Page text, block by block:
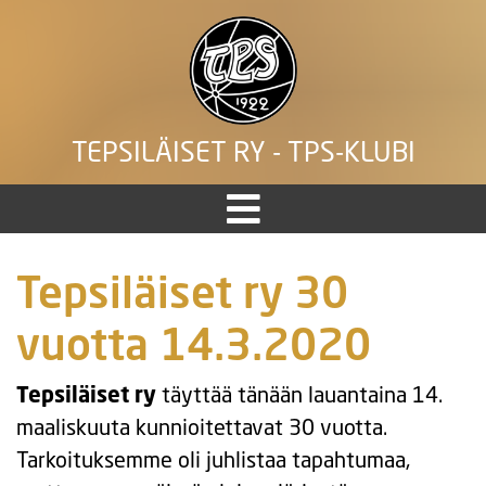
TEPSILÄISET RY - TPS-KLUBI
Tepsiläiset ry 30
vuotta 14.3.2020
Tepsiläiset rytäyttää tänään lauantaina 14.
maaliskuuta kunnioitettavat 30 vuotta.
Tarkoituksemme oli juhlistaa tapahtumaa,